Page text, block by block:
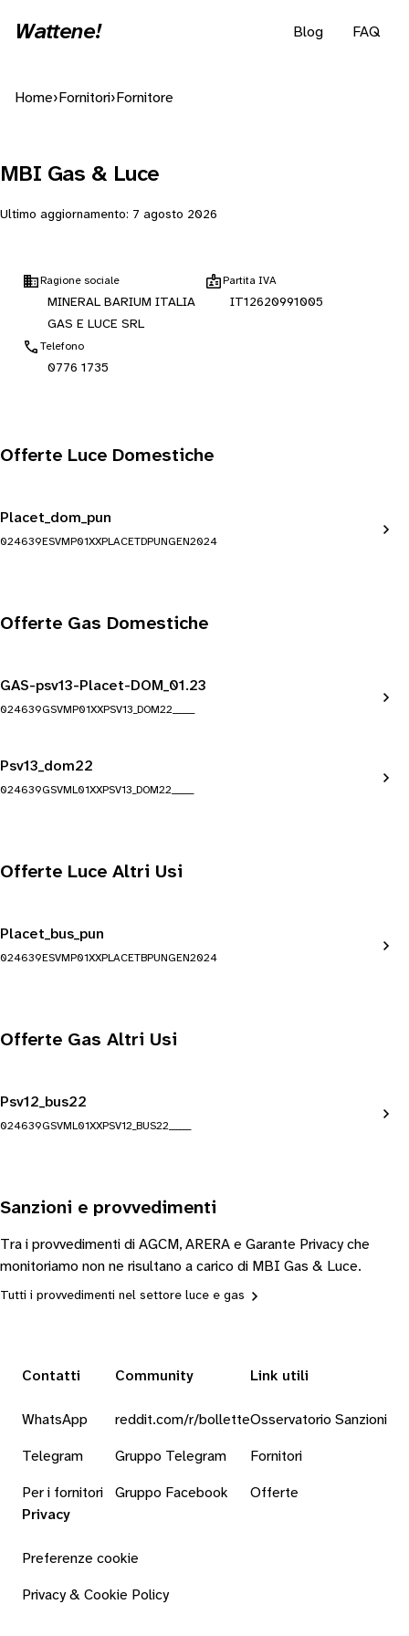
Wattene! Blog FAQ
Home› Fornitori› Fornitore
MBI Gas & Luce
Ultimo aggiornamento: 7 agosto 2026
Ragione sociale
MINERAL BARIUM ITALIA
GAS E LUCE SRL
Partita IVA
IT12620991005
Telefono
0776 1735
Offerte Luce Domestiche
Placet_dom_pun
024639ESVMP01XXPLACETDPUNGEN2024
Offerte Gas Domestiche
GAS-psv13-Placet-DOM_01.23
024639GSVMP01XXPSV13_DOM22______
Psv13_dom22
024639GSVML01XXPSV13_DOM22______
Offerte Luce Altri Usi
Placet_bus_pun
024639ESVMP01XXPLACETBPUNGEN2024
Offerte Gas Altri Usi
Psv12_bus22
024639GSVML01XXPSV12_BUS22______
Sanzioni e provvedimenti
Tra i provvedimenti di AGCM, ARERA e Garante Privacy che
monitoriamo non ne risultano a carico di MBI Gas & Luce.
Tutti i provvedimenti nel settore luce e gas
Contatti
WhatsApp
Telegram
Per i fornitori
Community
reddit.com/r/bollette
Gruppo Telegram
Gruppo Facebook
Link utili
Osservatorio Sanzioni
Fornitori
Offerte
Privacy
Preferenze cookie
Privacy & Cookie Policy